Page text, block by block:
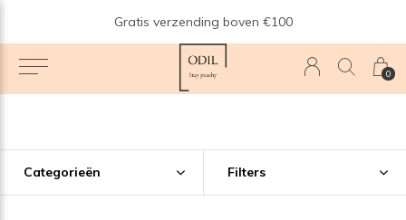
0
Gratis verzending boven €100
Categorieën Filters